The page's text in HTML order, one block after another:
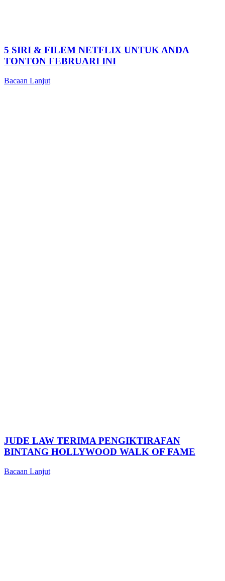
5 SIRI & FILEM NETFLIX UNTUK ANDA
TONTON FEBRUARI INI
Bacaan Lanjut
JUDE LAW TERIMA PENGIKTIRAFAN
BINTANG HOLLYWOOD WALK OF FAME
Bacaan Lanjut